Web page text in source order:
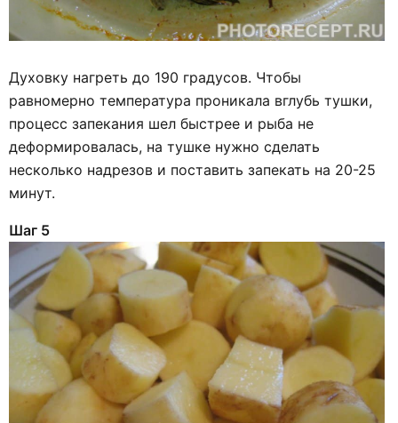
Духовку нагреть до 190 градусов. Чтобы
равномерно температура проникала вглубь тушки,
процесс запекания шел быстрее и рыба не
деформировалась, на тушке нужно сделать
несколько надрезов и поставить запекать на 20-25
минут.
Шаг 5